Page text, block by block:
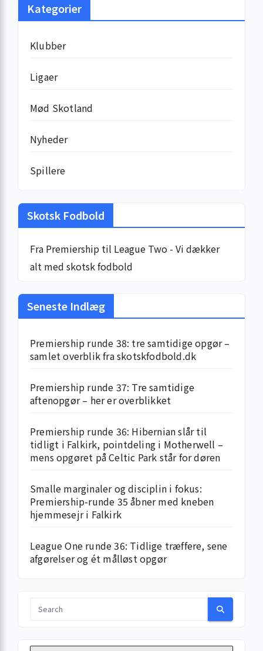
Kategorier
Klubber
Ligaer
Mød Skotland
Nyheder
Spillere
Skotsk Fodbold
Fra Premiership til League Two - Vi dækker
alt med skotsk fodbold
Seneste Indlæg
Premiership runde 38: tre samtidige opgør –
samlet overblik fra skotskfodbold.dk
Premiership runde 37: Tre samtidige
aftenopgør – her er overblikket
Premiership runde 36: Hibernian slår til
tidligt i Falkirk, pointdeling i Motherwell –
mens opgøret på Celtic Park står for døren
Smalle marginaler og disciplin i fokus:
Premiership-runde 35 åbner med kneben
hjemme­sejr i Falkirk
League One runde 36: Tidlige træffere, sene
afgørelser og ét målløst opgør